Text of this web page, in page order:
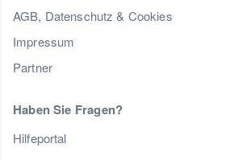
AGB, Datenschutz & Cookies
Impressum
Partner
Haben Sie Fragen?
Hilfeportal